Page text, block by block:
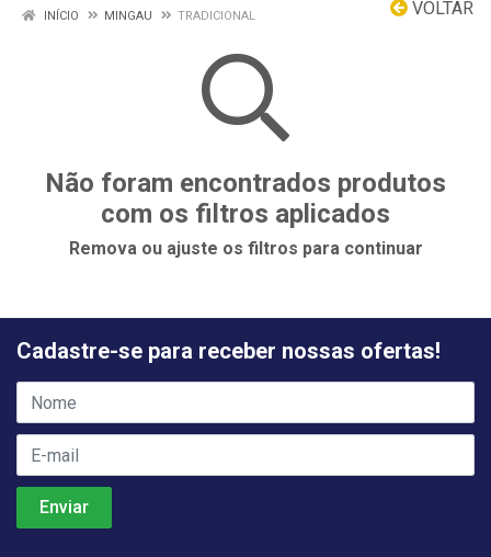
VOLTAR
INÍCIO MINGAU TRADICIONAL
Não foram encontrados produtos
com os filtros aplicados
Remova ou ajuste os filtros para continuar
Cadastre-se para receber nossas ofertas!